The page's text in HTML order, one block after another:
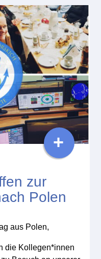
zur
Polen
aus Polen,
die Kollegen*innen
+